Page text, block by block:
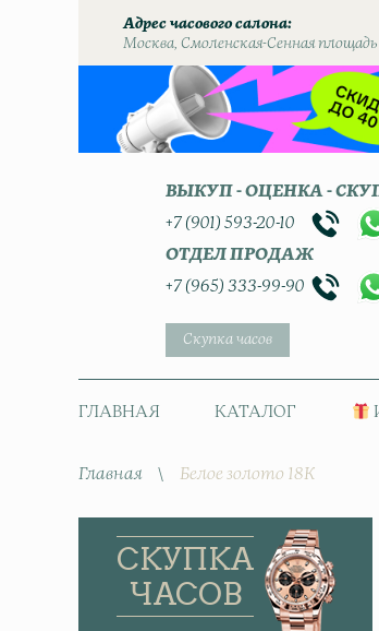
Адрес часового салона
Москва, Смоленская-Сенная площадь
ВЫКУП - ОЦЕНКА -
+7 (901) 593-20-10
ОТДЕЛ ПРОДАЖ
+7 (965) 333-99-90
Скупка часов
ГЛАВНАЯ КАТАЛОГ
Главная \ Белое золото 18К
СКУПКА
ЧАСОВ